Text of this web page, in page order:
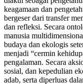
keagamaan dan
bergeser dari transfer
dan refleksi. Secara
manusia
budaya dan ekologis
menjadi “cermin
pengalaman. Secara
sosial, dan kepedulian
adab, serta diperluas